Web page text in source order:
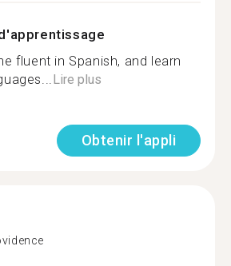
fluent in Spanish, and learn
Lire plus
Obtenir l'appli